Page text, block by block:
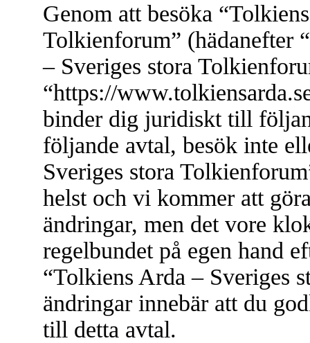
Genom att besöka
Tolkienforum” (hädanefter
– Sveriges stora
“https://
binder dig juridiskt till
följande avtal, besök inte
Sveriges stora
helst och vi kommer att
ändringar, men det vore
regelbundet på egen hand
“Tolkiens Arda – Sveriges
ändringar innebär att du
till detta avtal.